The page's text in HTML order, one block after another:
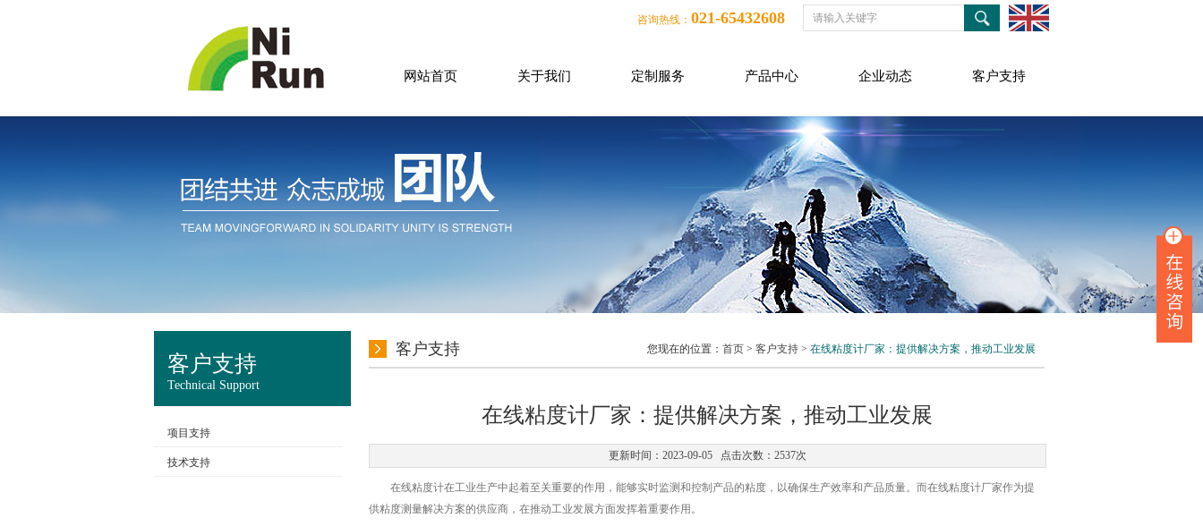
咨询热线： 021-65432608
网站首页 关于我们 定制服务 产品中心 企业动态 客户支持
客户支持
Technical Support
项目支持
技术支持
客户支持 您现在的位置： 首页 > 客户支持 > 在线粘度计厂家：提供解决方案，推动工业发展
在线粘度计厂家：提供解决方案，推动工业发展
更新时间：2023-09-05 点击次数：2537次
在线粘度计在工业生产中起着至关重要的作用，能够实时监测和控制产品的粘度，以确保生产效率和产品质量。而在线粘度计厂家作为提
供粘度测量解决方案的供应商，在推动工业发展方面发挥着重要作用。